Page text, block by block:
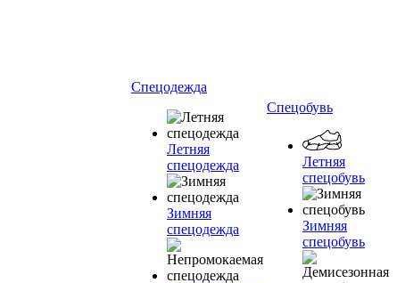
Спецодежда
Летняя
спецодежда
Зимняя
спецодежда
Спецобувь
Летняя
спецобувь
Зимняя
спецобувь